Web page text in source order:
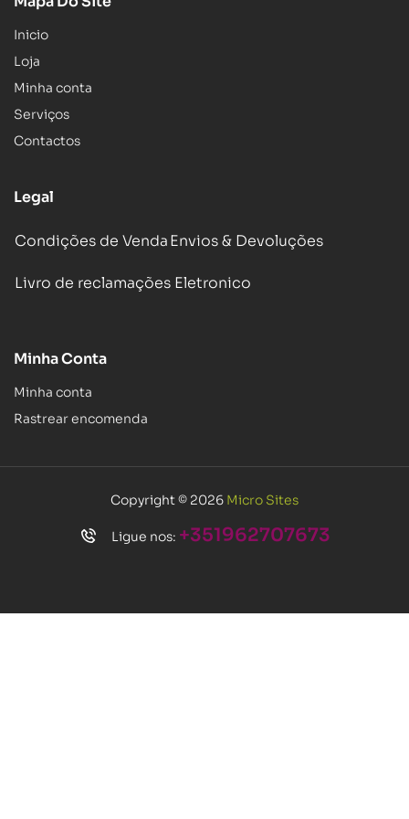
Inicio
Loja
Minha conta
Serviços
Contactos
Legal
Condições de VendaEnvios & Devoluções
Livro de reclamações Eletronico
Minha Conta
Minha conta
Rastrear encomenda
Copyright © 2026 Micro Sites
Ligue nos: +351962707673